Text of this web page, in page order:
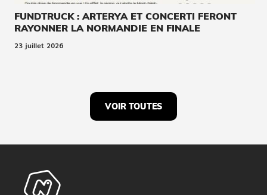
FUNDTRUCK : ARTERYA ET CONCERTI FERONT
RAYONNER LA NORMANDIE EN FINALE
23 juillet 2026
VOIR TOUTES